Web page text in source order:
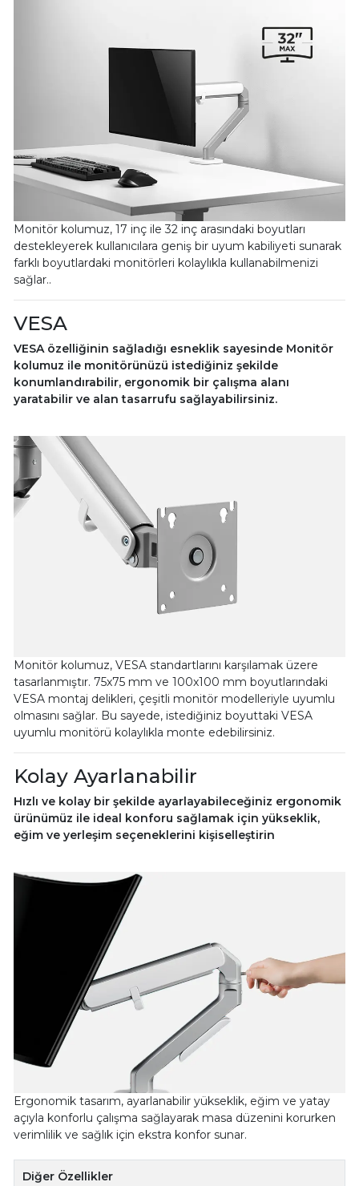
Monitör kolumuz, 17 inç ile 32 inç arasındaki boyutları
destekleyerek kullanıcılara geniş bir uyum kabiliyeti sunarak
farklı boyutlardaki monitörleri kolaylıkla kullanabilmenizi
sağlar..
VESA
VESA özelliğinin sağladığı esneklik sayesinde Monitör
kolumuz ile monitörünüzü istediğiniz şekilde
konumlandırabilir, ergonomik bir çalışma alanı
yaratabilir ve alan tasarrufu sağlayabilirsiniz.
Monitör kolumuz, VESA standartlarını karşılamak üzere
tasarlanmıştır. 75x75 mm ve 100x100 mm boyutlarındaki
VESA montaj delikleri, çeşitli monitör modelleriyle uyumlu
olmasını sağlar. Bu sayede, istediğiniz boyuttaki VESA
uyumlu monitörü kolaylıkla monte edebilirsiniz.
Kolay Ayarlanabilir
Hızlı ve kolay bir şekilde ayarlayabileceğiniz ergonomik
ürünümüz ile ideal konforu sağlamak için yükseklik,
eğim ve yerleşim seçeneklerini kişiselleştirin
Ergonomik tasarım, ayarlanabilir yükseklik, eğim ve yatay
açıyla konforlu çalışma sağlayarak masa düzenini korurken
verimlilik ve sağlık için ekstra konfor sunar.
Diğer Özellikler